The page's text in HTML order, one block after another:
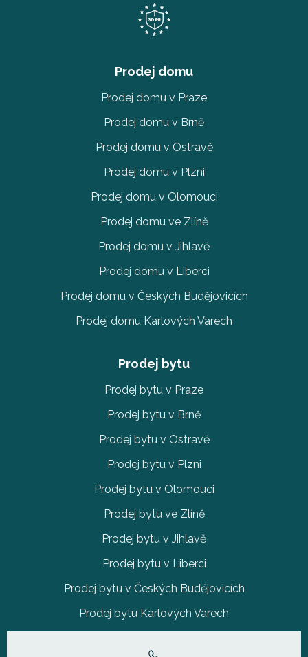
Prodej domu
Prodej domu v Praze
Prodej domu v Brně
Prodej domu v Ostravě
Prodej domu v Plzni
Prodej domu v Olomouci
Prodej domu ve Zlíně
Prodej domu v Jihlavě
Prodej domu v Liberci
Prodej domu v Českých Budějovicích
Prodej domu Karlových Varech
Prodej bytu
Prodej bytu v Praze
Prodej bytu v Brně
Prodej bytu v Ostravě
Prodej bytu v Plzni
Prodej bytu v Olomouci
Prodej bytu ve Zlíně
Prodej bytu v Jihlavě
Prodej bytu v Liberci
Prodej bytu v Českých Budějovicích
Prodej bytu Karlových Varech